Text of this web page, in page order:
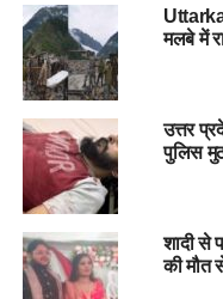
बेटों में दूसरे नंबर का था। हम
दुल्हन की दुनिया उजड़ गई
# GroomDeath, #
मलबे में
उत्तर
पुलिस
शादी से
की मौत